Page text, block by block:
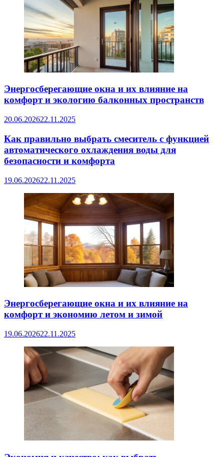
Энергосберегающие окна и их влияние на
комфорт и экологию балконных пространств
20.06.202622.11.2025
Как правильно выбрать смеситель с функцией
автоматического охлаждения воды для
безопасности и комфорта
19.06.202622.11.2025
Энергосберегающие окна и их влияние на
комфорт и экономию летом и зимой
19.06.202622.11.2025